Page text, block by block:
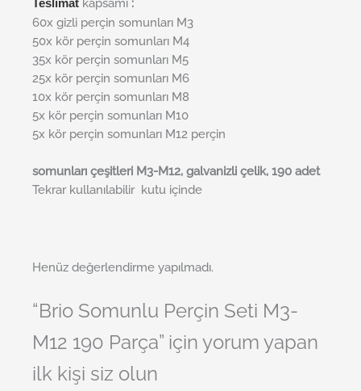
Teslimat kapsamı :
60x gizli perçin somunları M3
50x kör perçin somunları M4
35x kör perçin somunları M5
25x kör perçin somunları M6
10x kör perçin somunları M8
5x kör perçin somunları M10
5x kör perçin somunları M12 perçin
somunları çeşitleri M3-M12, galvanizli çelik, 190 adet
Tekrar kullanılabilir kutu içinde
Henüz değerlendirme yapılmadı.
“Brio Somunlu Perçin Seti M3-
M12 190 Parça” için yorum yapan
ilk kişi siz olun